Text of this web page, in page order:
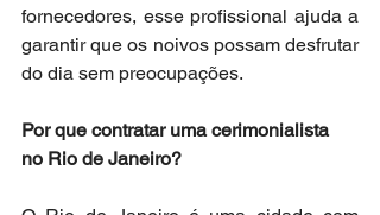
fornecedores, esse profissional ajuda a
garantir que os noivos possam desfrutar
do dia sem preocupações.
Por que contratar uma cerimonialista
no Rio de Janeiro?